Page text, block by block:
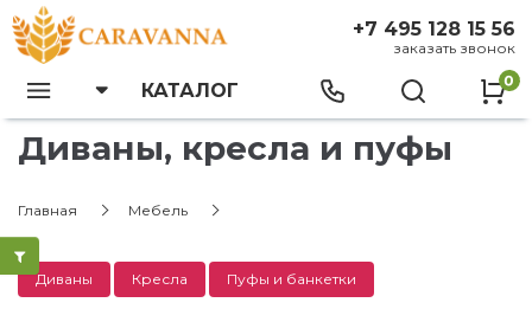
+7 495 128 15 56
заказать звонок
КАТАЛОГ 0
Диваны, кресла и пуфы
Главная Мебель
Диваны Кресла Пуфы и банкетки